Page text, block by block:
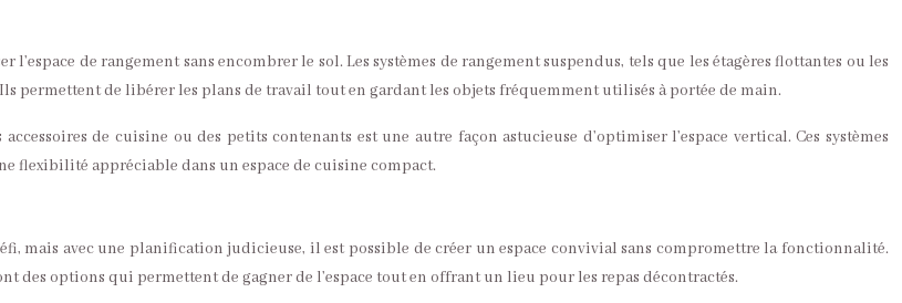
de rangement sans encombrer le sol. Les systèmes de rangement suspendus, tels que les étagères flottantes ou les
permettent de libérer les plans de travail tout en gardant les objets fréquemment utilisés à portée de main.
de cuisine ou des petits contenants est une autre façon astucieuse d’optimiser l’espace vertical. Ces systèmes
flexibilité appréciable dans un espace de cuisine compact.
mais avec une planification judicieuse, il est possible de créer un espace convivial sans compromettre la fonctionnalité.
des options qui permettent de gagner de l’espace tout en offrant un lieu pour les repas décontractés.